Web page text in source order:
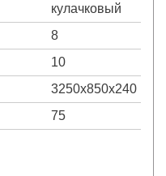
кулачковый
8
10
3250х850х240
75